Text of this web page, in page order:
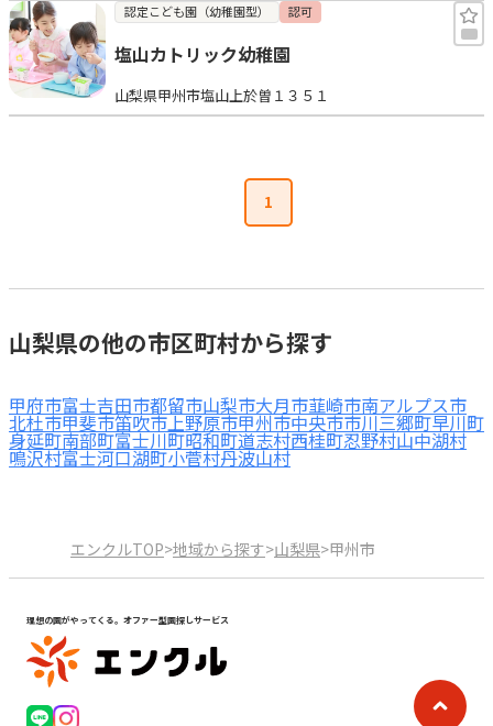
認定こども園（幼稚園型） 認可
塩山カトリック幼稚園
山梨県甲州市塩山上於曽１３５１
1
山梨県の他の市区町村から探す
甲府市富士吉田市都留市山梨市大月市韮崎市南アルプス市
北杜市甲斐市笛吹市上野原市甲州市中央市市川三郷町早川町
身延町南部町富士川町昭和町道志村西桂町忍野村山中湖村
鳴沢村富士河口湖町小菅村丹波山村
エンクルTOP>地域から探す>山梨県>甲州市
理想の園がやってくる。オファー型園探しサービス